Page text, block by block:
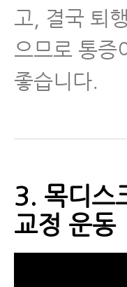
수술 후 통
근육파열
고, 결국 퇴
으므로 통증
좋습니다.
3. 목디스
교정 운동